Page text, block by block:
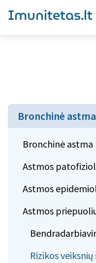
Imunitetas.lt
Bronchinė astma
Bronchinė astma
Astmos
Astmos
Astmos
Rizikos